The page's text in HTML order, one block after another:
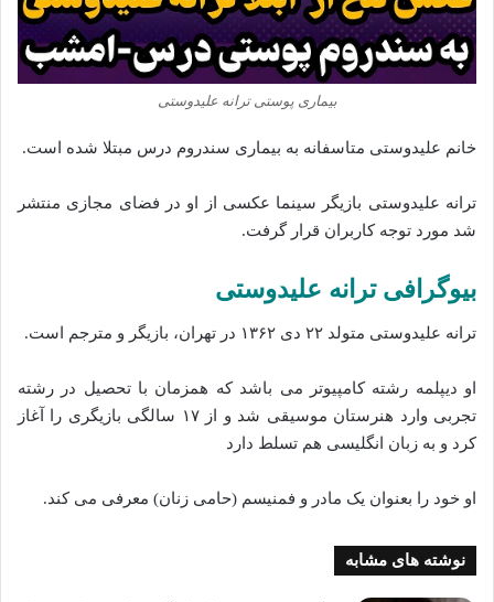
بیماری پوستی ترانه علیدوستی
خانم علیدوستی متاسفانه به بیماری سندروم درس مبتلا شده است.
ترانه علیدوستی بازیگر سینما عکسی از او در فضای مجازی منتشر
شد مورد توجه کاربران قرار گرفت.
بیوگرافی ترانه علیدوستی
ترانه علیدوستی متولد ۲۲ دی ۱۳۶۲ در تهران، بازیگر و مترجم است.
او دیپلمه رشته کامپیوتر می باشد که همزمان با تحصیل در رشته
تجربی وارد هنرستان موسیقی شد و از ۱۷ سالگی بازیگری را آغاز
کرد و به زبان انگلیسی هم تسلط دارد
او خود را بعنوان یک مادر و فمنیسم (حامی زنان) معرفی می کند.
نوشته های مشابه